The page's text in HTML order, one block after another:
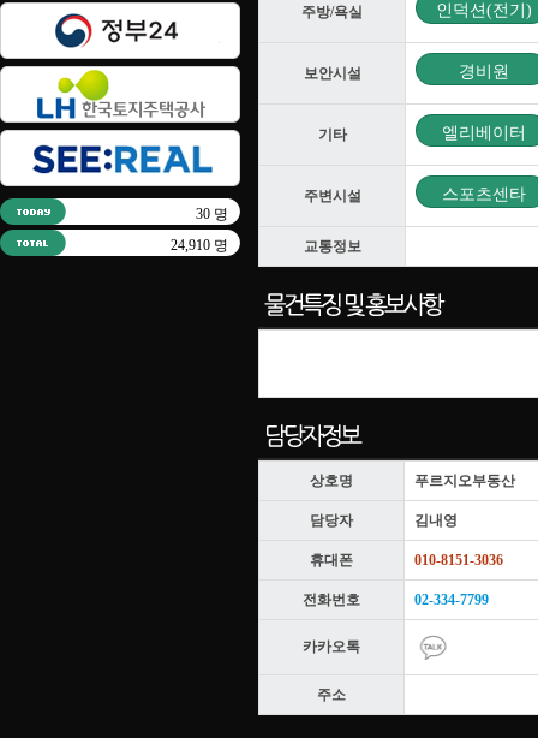
30 명
24,910 명
주방/욕실 인덕션(전기)
보안시설 경비원
기타 엘리베이터
주변시설 스포츠센타
교통정보
상호명 푸르지오부동산
담당자 김내영
휴대폰 010-8151-3036
전화번호 02-334-7799
카카오톡
주소